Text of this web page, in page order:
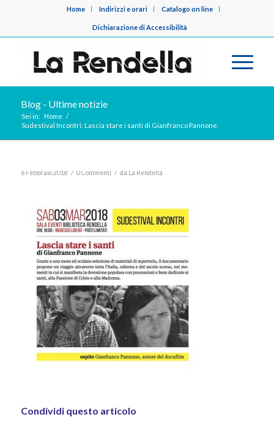
Home Indirizzi e orari Catalogo on line
Dichiarazione di Accessibilità
Blog - Ultime notizie
Sei in: Home /
Sudestival Incontri: Lascia stare i santi di Gianfranco Pannone.
6 Febbraio 2018 / 0 Commenti / da La Rendella
Condividi questo articolo